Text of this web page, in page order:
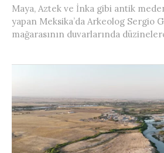
Maya, Aztek ve İnka gibi antik
yapan Meksika’da Arkeolog Sergio
mağarasının duvarlarında